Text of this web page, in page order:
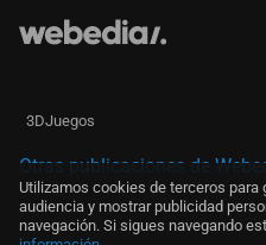
3DJuegos
Otras publicaciones de
Utilizamos cookies de terceros
audiencia y mostrar publicidad
navegación. Si sigues navegando